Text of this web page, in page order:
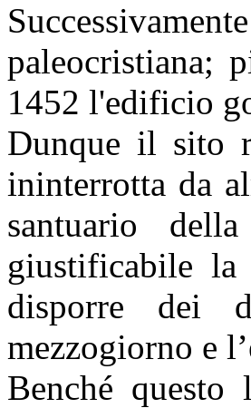
paleocristiana;
1452 l'edificio
Dunque il sito
ininterrotta da
santuario
giustificabile
disporre dei
mezzogiorno e
Benché